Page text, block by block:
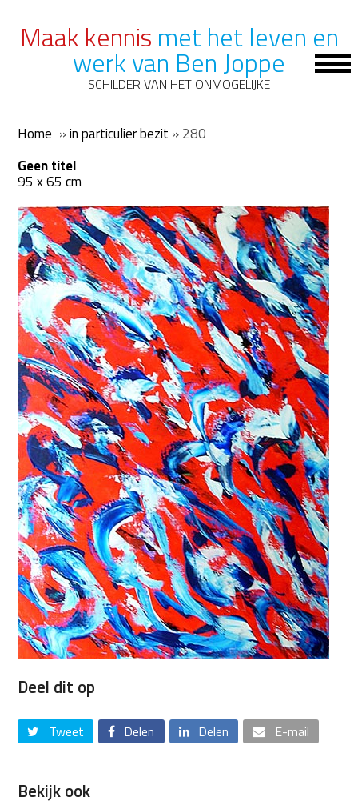
Maak kennis met het leven en
werk van Ben Joppe
SCHILDER VAN HET ONMOGELIJKE
Home »in particulier bezit »280
Geen titel
95 x 65 cm
Deel dit op
Tweet Delen Delen E-mail
Bekijk ook